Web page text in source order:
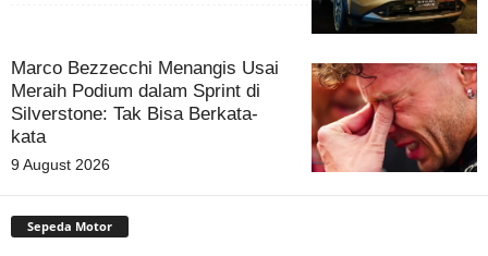
Marco Bezzecchi Menangis Usai
Meraih Podium dalam Sprint di
Silverstone: Tak Bisa Berkata-
kata
9 August 2026
Sepeda Motor